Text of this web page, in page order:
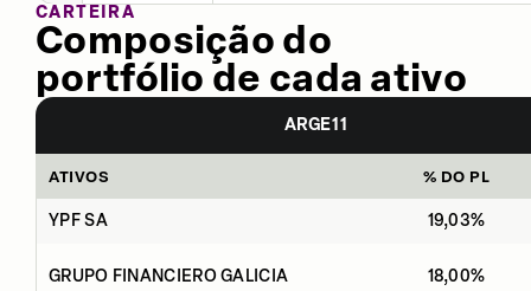
CARTEIRA
Composição do
portfólio de cada ativo
ARGE11
ATIVOS % DO PL
YPF SA 19,03%
GRUPO FINANCIERO GALICIA 18,00%